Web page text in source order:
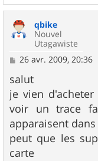
qbike
Nouvel
Utagawiste
M
s
s
a
g
e
26 avr. 2009, 20:36
salut
je vien
voir un trace
apparaisent
peut que les
carte